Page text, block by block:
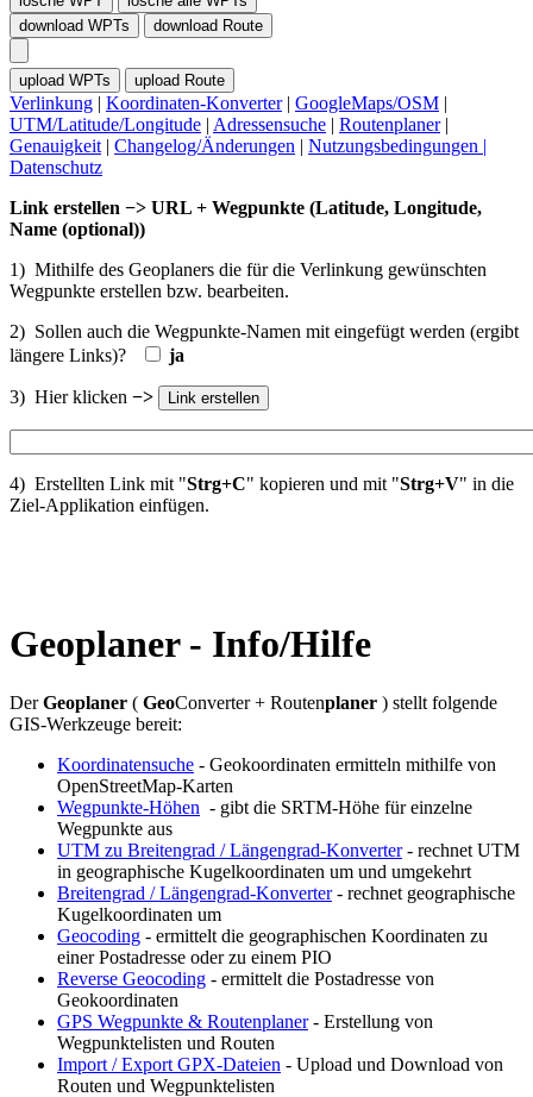
Verlinkung | Koordinaten-Konverter| GoogleMaps/OSM |
UTM/Latitude/Longitude | Adressensuche | Routenplaner|
Genauigkeit | Changelog/Änderungen | Nutzungsbedingungen |
Datenschutz
Link erstellen −> URL + Wegpunkte (Latitude, Longitude,
Name (optional))
1) Mithilfe des Geoplaners die für die Verlinkung gewünschten
Wegpunkte erstellen bzw. bearbeiten.
2) Sollen auch die Wegpunkte-Namen mit eingefügt werden (ergibt
längere Links)?
ja
3) Hier klicken −>
4) Erstellten Link mit "Strg+C" kopieren und mit "Strg+V" in die
Ziel-Applikation einfügen.
Geoplaner - Info/Hilfe
DerGeoplaner ( GeoConverter + Routenplaner ) stellt folgende
GIS-Werkzeuge bereit:
Koordinatensuche - Geokoordinaten ermitteln mithilfe von
OpenStreetMap-Karten
Wegpunkte-Höhen - gibt die SRTM-Höhe für einzelne
Wegpunkte aus
UTM zu Breitengrad / Längengrad-Konverter- rechnet UTM
in geographische Kugelkoordinaten um und umgekehrt
Breitengrad / Längengrad-Konverter- rechnet geographische
Kugelkoordinaten um
Geocoding - ermittelt die geographischen Koordinaten zu
einer Postadresse oder zu einem PIO
Reverse Geocoding - ermittelt die Postadresse von
Geokoordinaten
GPS Wegpunkte & Routenplaner- Erstellung von
Wegpunktelisten und Routen
Import / Export GPX-Dateien - Upload und Download von
Routen und Wegpunktelisten